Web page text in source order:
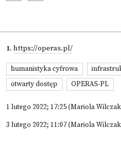
1. https://operas.pl/
humanistyka cyfrowa
otwarty dostęp
OPERAS-PL
1 lutego 2022; 17:25 (Mariola
3 lutego 2022; 11:07 (Mariola